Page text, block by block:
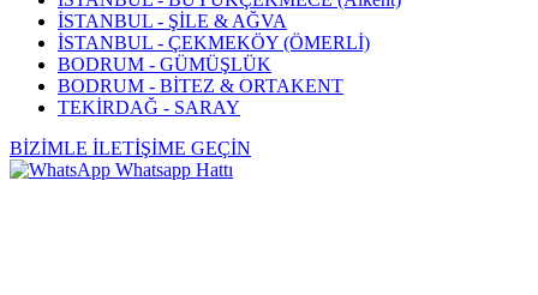
İSTANBUL - ŞİLE & AĞVA
İSTANBUL - ÇEKMEKÖY (ÖMERLİ)
BODRUM - GÜMÜŞLÜK
BODRUM - BİTEZ & ORTAKENT
TEKİRDAĞ - SARAY
BİZİMLE İLETİŞİME GEÇİN
Whatsapp Hattı